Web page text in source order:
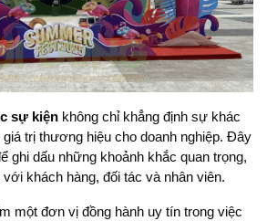
sự kiện không chỉ khẳng định sự khác
trị thương hiệu cho doanh nghiệp. Đây
ghi dấu những khoảnh khắc quan trọng,
khách hàng, đối tác và nhân viên.
một đơn vị đồng hành uy tín trong việc